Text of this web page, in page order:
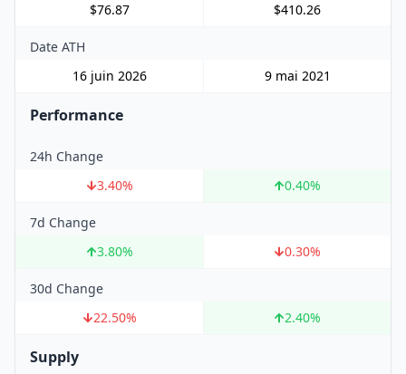
$76.87 $410.26
Date ATH
16 juin 2026
9 mai 2021
Performance
24h Change
3.40% 0.40%
7d Change
3.80% 0.30%
30d Change
22.50% 2.40%
Supply